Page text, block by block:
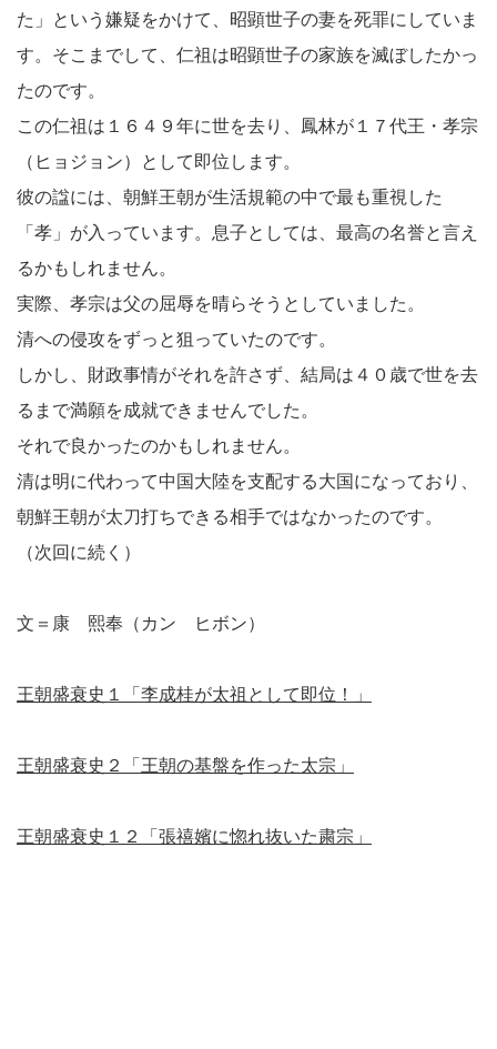
た」という嫌疑をかけて、昭顕世子の妻を死罪にしていま
す。そこまでして、仁祖は昭顕世子の家族を滅ぼしたかっ
たのです。
この仁祖は１６４９年に世を去り、鳳林が１７代王・孝宗
（ヒョジョン）として即位します。
彼の諡には、朝鮮王朝が生活規範の中で最も重視した
「孝」が入っています。息子としては、最高の名誉と言え
るかもしれません。
実際、孝宗は父の屈辱を晴らそうとしていました。
清への侵攻をずっと狙っていたのです。
しかし、財政事情がそれを許さず、結局は４０歳で世を去
るまで満願を成就できませんでした。
それで良かったのかもしれません。
清は明に代わって中国大陸を支配する大国になっており、
朝鮮王朝が太刀打ちできる相手ではなかったのです。
（次回に続く）
文＝康 熙奉（カン ヒボン）
王朝盛衰史１「李成桂が太祖として即位！」
王朝盛衰史２「王朝の基盤を作った太宗」
王朝盛衰史１２「張禧嬪に惚れ抜いた粛宗」